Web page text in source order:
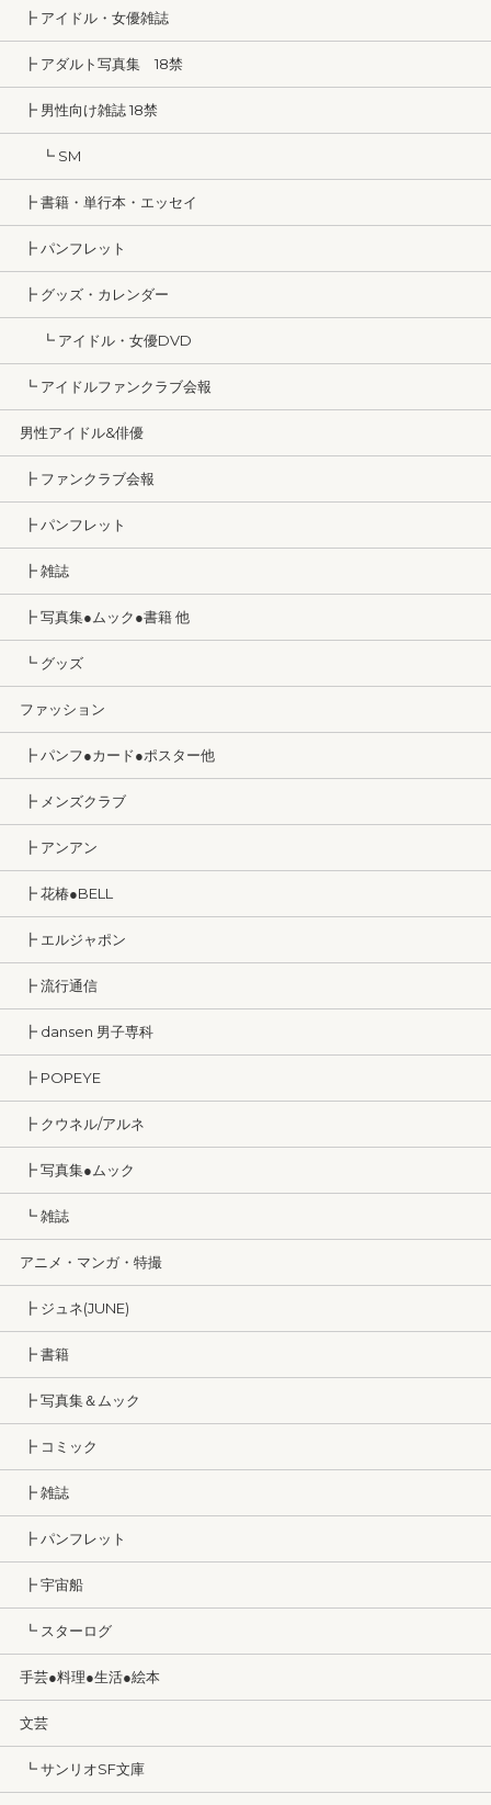
┣ アイドル・女優雑誌
┣ アダルト写真集 18禁
┣ 男性向け雑誌 18禁
┗ SM
┣ 書籍・単行本・エッセイ
┣ パンフレット
┣ グッズ・カレンダー
┗ アイドル・女優DVD
┗ アイドルファンクラブ会報
男性アイドル&俳優
┣ ファンクラブ会報
┣ パンフレット
┣ 雑誌
┣ 写真集●ムック●書籍 他
┗ グッズ
ファッション
┣ パンフ●カード●ポスター他
┣ メンズクラブ
┣ アンアン
┣ 花椿●BELL
┣ エルジャポン
┣ 流行通信
┣ dansen 男子専科
┣ POPEYE
┣ クウネル/アルネ
┣ 写真集●ムック
┗ 雑誌
アニメ・マンガ・特撮
┣ ジュネ(JUNE)
┣ 書籍
┣ 写真集＆ムック
┣ コミック
┣ 雑誌
┣ パンフレット
┣ 宇宙船
┗ スターログ
手芸●料理●生活●絵本
文芸
┗ サンリオSF文庫